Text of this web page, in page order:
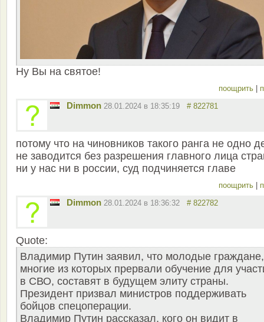
Ну Вы на святое!
поощрить
Dimmon 28.01.2024 в 18:35:19 # 822781
потому что на чиновников такого ранга не одно
не заводится без разрешения главного лица
ни у нас ни в россии, суд подчиняется главе
поощрить
Dimmon 28.01.2024 в 18:36:32 # 822782
Quote:
Владимир Путин заявил, что молодые граждане,
многие из которых прервали обучение для
в СВО, составят в будущем элиту страны.
Президент призвал министров поддерживать
бойцов спецоперации.
Владимир Путин рассказал, кого он видит в